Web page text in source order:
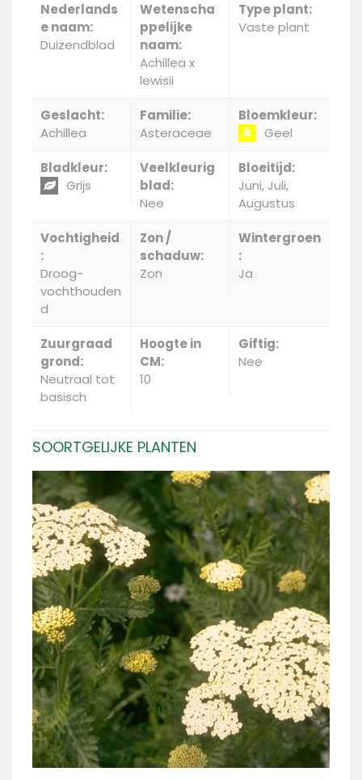
Nederlands
e naam:
Duizendblad
Wetenscha
ppelijke
naam:
Achillea x
lewisii
Type plant:
Vaste plant
Geslacht:
Achillea
Familie:
Asteraceae
Bloemkleur:
Geel
Bladkleur:
Grijs
Veelkleurig
blad:
Nee
Bloeitijd:
Juni, Juli,
Augustus
Vochtigheid
:
Droog-
vochthouden
d
Zon /
schaduw:
Zon
Wintergroen
:
Ja
Zuurgraad
grond:
Neutraal tot
basisch
Hoogte in
CM:
10
Giftig:
Nee
SOORTGELIJKE PLANTEN